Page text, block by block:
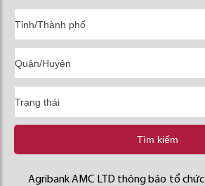
Tìm kiếm
Agribank AMC LTD thông báo tổ